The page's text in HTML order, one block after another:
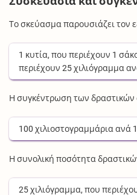
Το σκεύασμα παρουσιάζει τον
1 κυτία, που περιέχουν 1
περιέχουν25χιλιόγραμμα
Η συγκέντρωση των δραστικών
100 χιλιοστογραμμάρια ανά 1
Η συνολική ποσότητα
25χιλιόγραμμα, που